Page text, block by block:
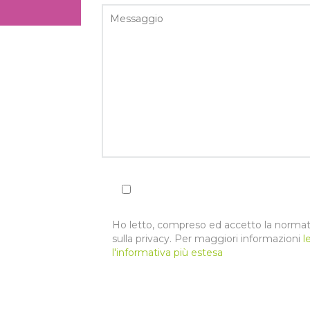
Ho letto, compreso ed accetto la
sulla privacy. Per maggiori informazioni
l'informativa più estesa